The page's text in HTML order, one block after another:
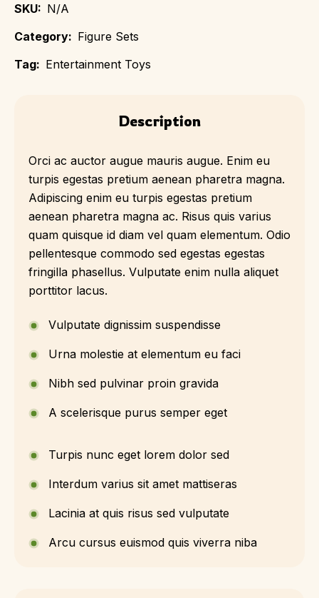
SKU: N/A
Category: Figure Sets
Tag: Entertainment Toys
Description
Orci ac auctor augue mauris augue. Enim eu
turpis egestas pretium aenean pharetra magna.
Adipiscing enim eu turpis egestas pretium
aenean pharetra magna ac. Risus quis varius
quam quisque id diam vel quam elementum. Odio
pellentesque commodo sed egestas egestas
fringilla phasellus. Vulputate enim nulla aliquet
porttitor lacus.
Vulputate dignissim suspendisse
Urna molestie at elementum eu faci
Nibh sed pulvinar proin gravida
A scelerisque purus semper eget
Turpis nunc eget lorem dolor sed
Interdum varius sit amet mattiseras
Lacinia at quis risus sed vulputate
Arcu cursus euismod quis viverra niba